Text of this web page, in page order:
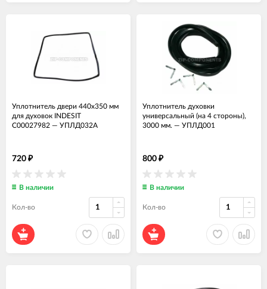
Уплотнитель двери 440x350 мм
для духовок INDESIT
C00027982 — УПЛД032А
720 ₽
В наличии
Кол-во
Уплотнитель духовки
универсальный (на 4 стороны),
3000 мм. — УПЛД001
800 ₽
В наличии
Кол-во